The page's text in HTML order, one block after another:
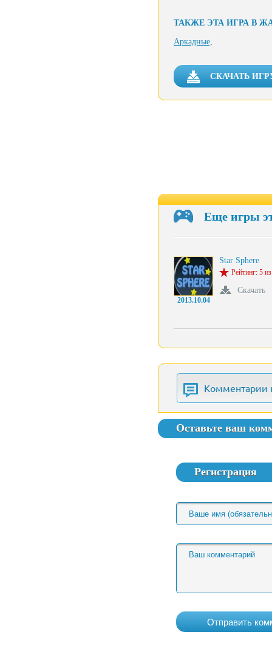
ТАКЖЕ ЭТА ИГРА В
Аркадные,
СКАЧАТЬ
Еще игры
2013.10.04
Star Sphere
Рейтинг: 5
Скачать
Комментарии
Оставьте ваш
Регистрация